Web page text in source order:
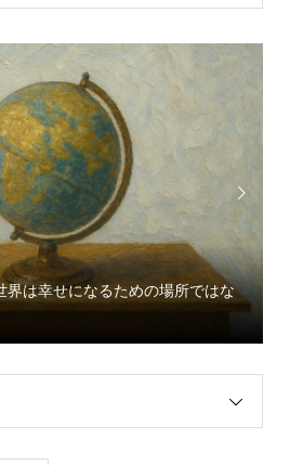
界は幸せになるための場所ではな
